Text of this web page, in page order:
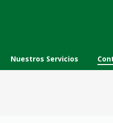
Nuestros Servicios